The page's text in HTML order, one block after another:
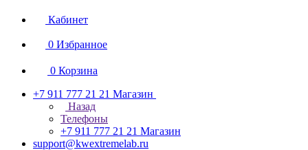
Кабинет
0 Избранное
0 Корзина
+7 911 777 21 21 Магазин
Назад
Телефоны
+7 911 777 21 21 Магазин
support@kwextremelab.ru